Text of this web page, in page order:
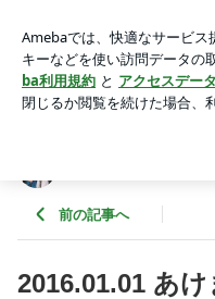
◆◇◆◇Ensemble
アプリをダウンロードして
ょう。
前の記事へ
2016.01.01 あ